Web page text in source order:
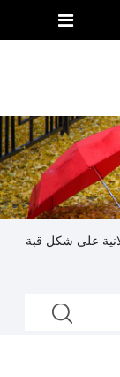
على شكل قبة